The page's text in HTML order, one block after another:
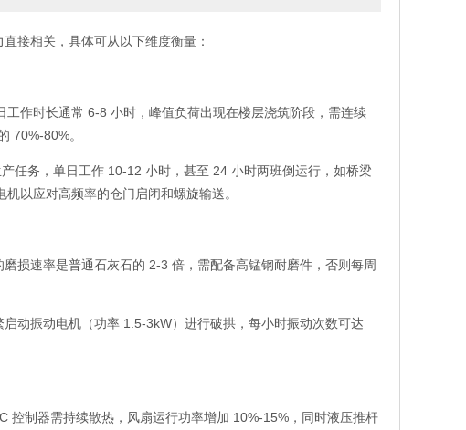
接相关，具体可从以下维度衡量：
作时长通常 6-8 小时，峰值负荷出现在楼层浇筑阶段，需连续
70%-80%。
任务，单日工作 10-12 小时，甚至 24 小时两班倒运行，如桥梁
以应对高频率的仓门启闭和螺旋输送。
损速率是普通石灰石的 2-3 倍，需配备高锰钢耐磨件，否则每周
动振动电机（功率 1.5-3kW）进行破拱，每小时振动次数可达
制器需持续散热，风扇运行功率增加 10%-15%，同时液压推杆